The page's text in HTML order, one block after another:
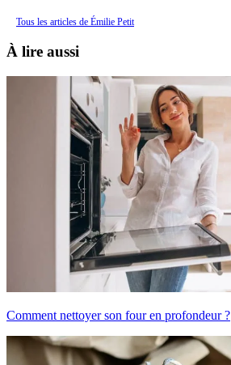
Tous les articles de Émilie Petit
À lire aussi
Comment nettoyer son four en profondeur ?